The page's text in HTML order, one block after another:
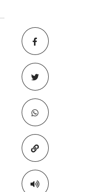
Copiar para